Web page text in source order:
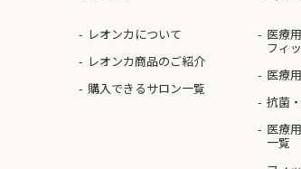
レオンカについて
レオンカ商品のご紹介
購入できるサロン一覧
医療
フィ
医療
抗菌
医療
一覧